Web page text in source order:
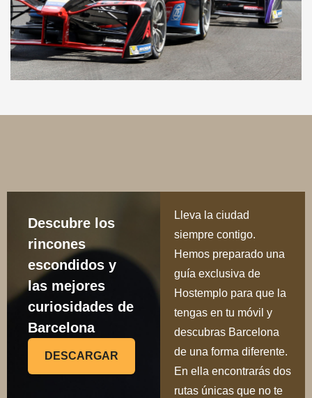
Descubre los
rincones
escondidos y
las mejores
curiosidades de
Barcelona
DESCARGAR
Lleva la ciudad
siempre contigo.
Hemos preparado una
guía exclusiva de
Hostemplo para que la
tengas en tu móvil y
descubras Barcelona
de una forma diferente.
En ella encontrarás dos
rutas únicas que no te